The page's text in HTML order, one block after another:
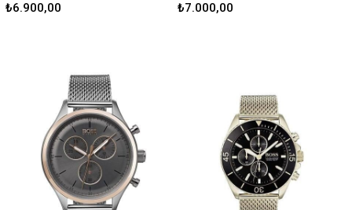
₺6.900,00 ₺7.000,00